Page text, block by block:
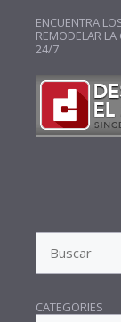
ENCUENTRA
REMODELAR
24/7
SEARCH
CATEGORIES